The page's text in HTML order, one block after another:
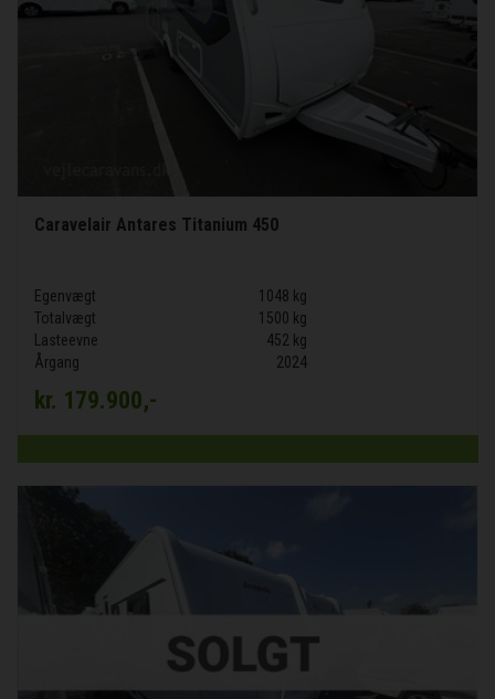
Caravelair Antares Titanium 450
Egenvægt
1048 kg
Totalvægt
1500 kg
Lasteevne
452 kg
Årgang
2024
kr. 179.900,-